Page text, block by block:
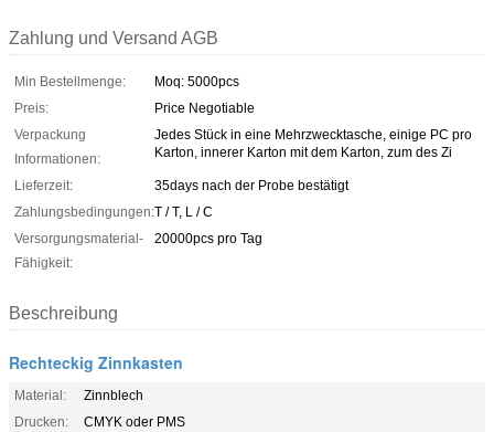
Zahlung und Versand AGB
Min Bestellmenge:
Moq: 5000pcs
Preis:
Price Negotiable
Verpackung
Informationen:
Jedes Stück in eine Mehrzwecktasche, einige PC pro
Karton, innerer Karton mit dem Karton, zum des Zi
Lieferzeit:
35days nach der Probe bestätigt
Zahlungsbedingungen:T / T, L / C
Versorgungsmaterial-
Fähigkeit:
20000pcs pro Tag
Beschreibung
Rechteckig Zinnkasten
Material:
Zinnblech
Drucken:
CMYK oder PMS